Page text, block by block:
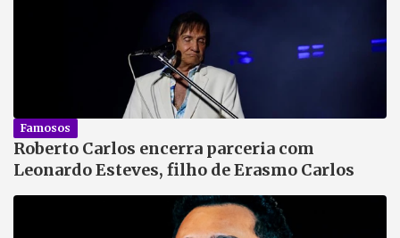
Famosos
Roberto Carlos encerra parceria com
Leonardo Esteves, filho de Erasmo Carlos